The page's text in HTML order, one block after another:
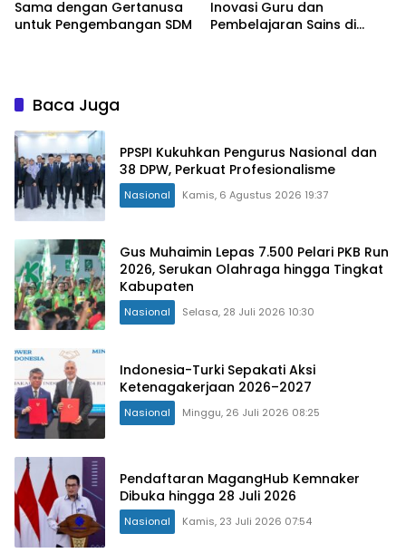
Sama dengan Gertanusa
untuk Pengembangan SDM
Inovasi Guru dan
Pembelajaran Sains di
Baca Juga
PPSPI Kukuhkan Pengurus Nasional dan
38 DPW, Perkuat Profesionalisme
Nasional Kamis, 6 Agustus 2026 19:37
Gus Muhaimin Lepas 7.500 Pelari PKB Run
2026, Serukan Olahraga hingga Tingkat
Kabupaten
Nasional Selasa, 28 Juli 2026 10:30
Indonesia-Turki Sepakati Aksi
Ketenagakerjaan 2026–2027
Nasional Minggu, 26 Juli 2026 08:25
Pendaftaran MagangHub Kemnaker
Dibuka hingga 28 Juli 2026
Nasional Kamis, 23 Juli 2026 07:54